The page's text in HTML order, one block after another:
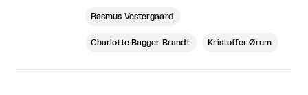
Rasmus Vestergaard
Charlotte Bagger Brandt Kristoffer Ørum